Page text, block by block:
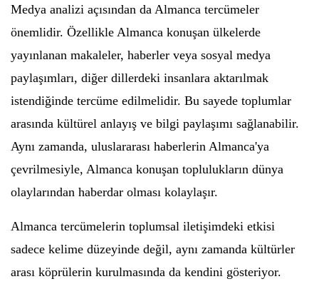
Medya analizi açısından da Almanca tercümeler
önemlidir. Özellikle Almanca konuşan ülkelerde
yayınlanan makaleler, haberler veya sosyal medya
paylaşımları, diğer dillerdeki insanlara aktarılmak
istendiğinde tercüme edilmelidir. Bu sayede toplumlar
arasında kültürel anlayış ve bilgi paylaşımı sağlanabilir.
Aynı zamanda, uluslararası haberlerin Almanca'ya
çevrilmesiyle, Almanca konuşan toplulukların dünya
olaylarından haberdar olması kolaylaşır.
Almanca tercümelerin toplumsal iletişimdeki etkisi
sadece kelime düzeyinde değil, aynı zamanda kültürler
arası köprülerin kurulmasında da kendini gösteriyor.